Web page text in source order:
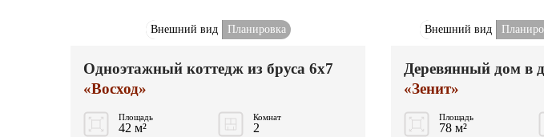
Внешний вид Планировка
Одноэтажный коттедж из бруса 6x7
«Восход»
Площадь
42 м²
Комнат
2
Внешний вид
Деревянный дом в
«Зенит»
Площадь
78 м²